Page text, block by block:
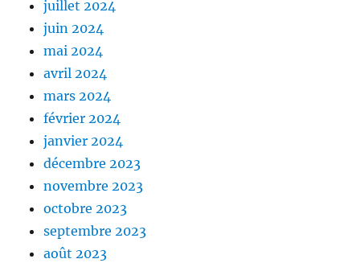
juillet 2024
juin 2024
mai 2024
avril 2024
mars 2024
février 2024
janvier 2024
décembre 2023
novembre 2023
octobre 2023
septembre 2023
août 2023